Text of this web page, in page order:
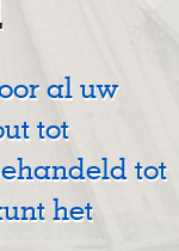
al uw
tot
tot
het